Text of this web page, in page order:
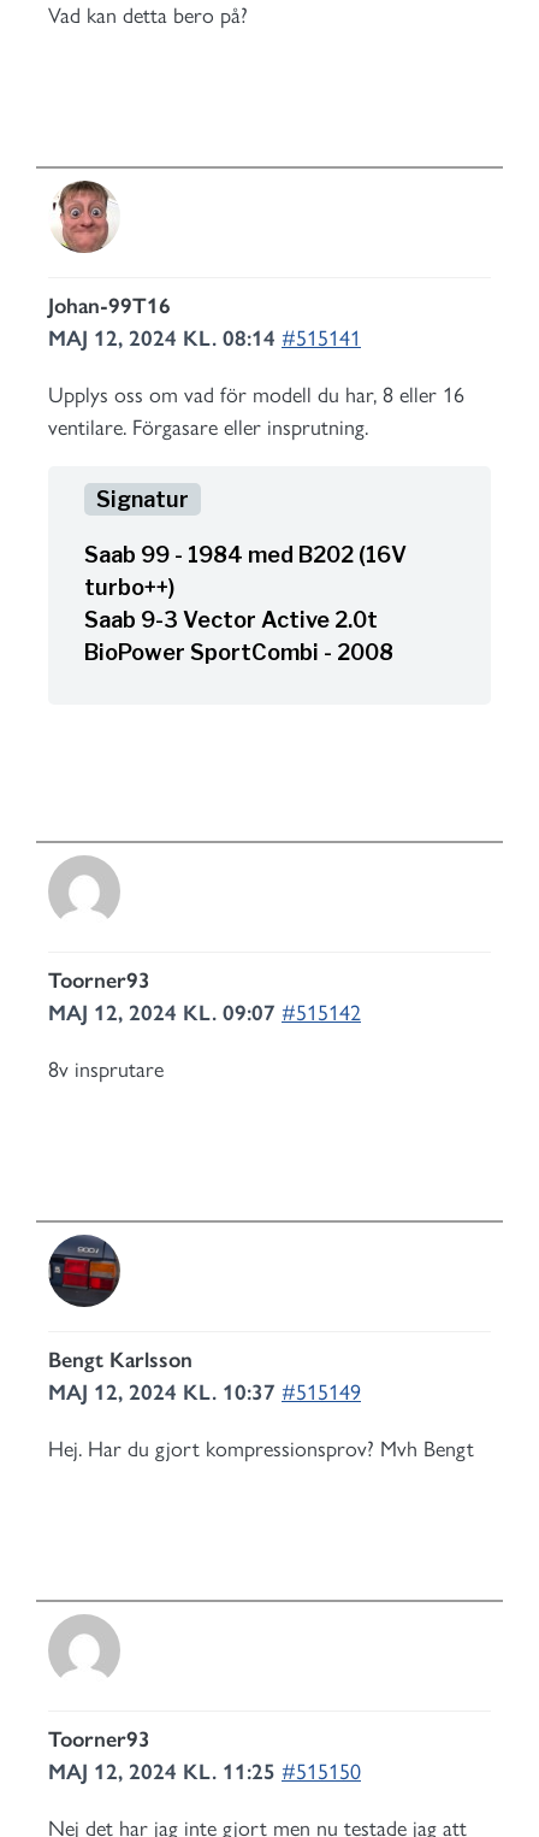
Vad kan detta bero på?
Johan-99T16
MAJ 12, 2024 KL. 08:14 #515141
Upplys oss om vad för modell du har, 8 eller 16
ventilare. Förgasare eller insprutning.
Saab 99 - 1984 med B202 (16V
turbo++)
Saab 9-3 Vector Active 2.0t
BioPower SportCombi - 2008
Toorner93
MAJ 12, 2024 KL. 09:07 #515142
8v insprutare
Bengt Karlsson
MAJ 12, 2024 KL. 10:37 #515149
Hej. Har du gjort kompressionsprov? Mvh Bengt
Toorner93
MAJ 12, 2024 KL. 11:25 #515150
Nej det har jag inte gjort men nu testade jag att